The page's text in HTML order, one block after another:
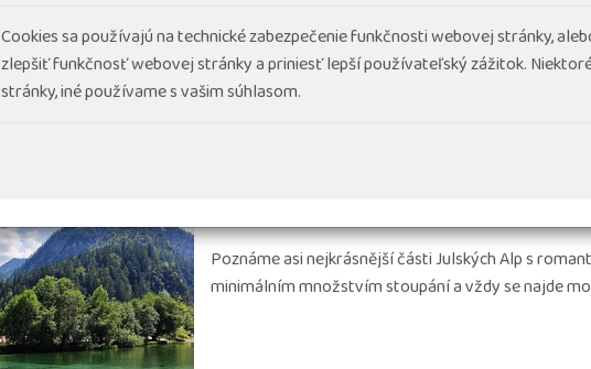
#Cyklozájazdy v Európe#Diaľkové cyklotrasy
Pohodový týden na kole - Slovinsko -
Poznáme asi nejkrásnější části Julských Alp s
minimálním množstvím stoupání a vždy se najde
Cookies sa používajú na technické zabezpečenie funkčnosti webovej stránky,
zlepšiť funkčnosť webovej stránky a priniesť lepší používateľský zážitok.
stránky, iné používame s vašim súhlasom.